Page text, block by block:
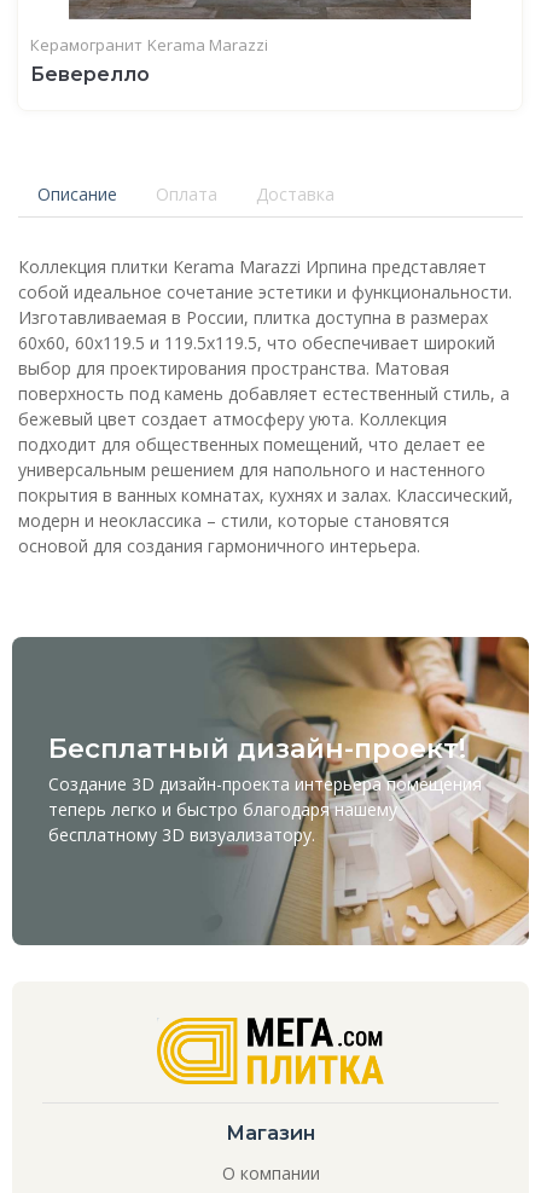
Керамогранит Kerama Marazzi
Беверелло
Описание Оплата Доставка
Коллекция плитки Kerama Marazzi Ирпина представляет
собой идеальное сочетание эстетики и функциональности.
Изготавливаемая в России, плитка доступна в размерах
60x60, 60x119.5 и 119.5x119.5, что обеспечивает широкий
выбор для проектирования пространства. Матовая
поверхность под камень добавляет естественный стиль, а
бежевый цвет создает атмосферу уюта. Коллекция
подходит для общественных помещений, что делает ее
универсальным решением для напольного и настенного
покрытия в ванных комнатах, кухнях и залах. Классический,
модерн и неоклассика – стили, которые становятся
основой для создания гармоничного интерьера.
Бесплатный дизайн-проект!
Создание 3D дизайн-проекта интерьера помещения
теперь легко и быстро благодаря нашему
бесплатному 3D визуализатору.
Магазин
О компании